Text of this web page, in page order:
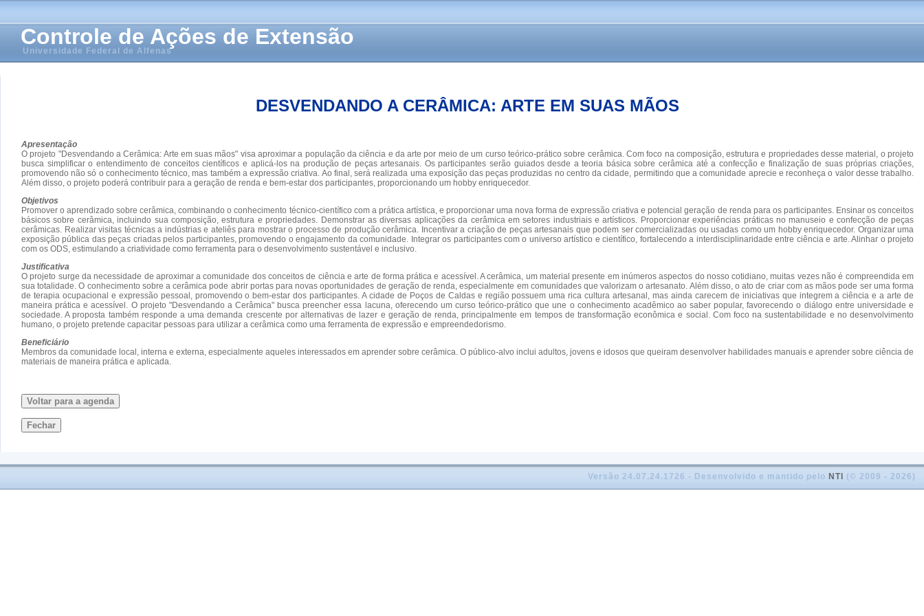
Controle de Ações de Extensão
Universidade Federal de Alfenas
DESVENDANDO A CERÂMICA: ARTE EM SUAS MÃOS
Apresentação
O projeto "Desvendando a Cerâmica: Arte em suas mãos" visa aproximar a população da ciência e da arte por meio de um curso teórico-prático sobre cerâmica. Com foco na composição, estrutura e propriedades desse material, o projeto
busca simplificar o entendimento de conceitos científicos e aplicá-los na produção de peças artesanais. Os participantes serão guiados desde a teoria básica sobre cerâmica até a confecção e finalização de suas próprias criações,
promovendo não só o conhecimento técnico, mas também a expressão criativa. Ao final, será realizada uma exposição das peças produzidas no centro da cidade, permitindo que a comunidade aprecie e reconheça o valor desse trabalho.
Além disso, o projeto poderá contribuir para a geração de renda e bem-estar dos participantes, proporcionando um hobby enriquecedor.
Objetivos
Promover o aprendizado sobre cerâmica, combinando o conhecimento técnico-científico com a prática artística, e proporcionar uma nova forma de expressão criativa e potencial geração de renda para os participantes. Ensinar os conceitos
básicos sobre cerâmica, incluindo sua composição, estrutura e propriedades. Demonstrar as diversas aplicações da cerâmica em setores industriais e artísticos. Proporcionar experiências práticas no manuseio e confecção de peças
cerâmicas. Realizar visitas técnicas a indústrias e ateliês para mostrar o processo de produção cerâmica. Incentivar a criação de peças artesanais que podem ser comercializadas ou usadas como um hobby enriquecedor. Organizar uma
exposição pública das peças criadas pelos participantes, promovendo o engajamento da comunidade. Integrar os participantes com o universo artístico e científico, fortalecendo a interdisciplinaridade entre ciência e arte. Alinhar o projeto
com os ODS, estimulando a criatividade como ferramenta para o desenvolvimento sustentável e inclusivo.
Justificativa
O projeto surge da necessidade de aproximar a comunidade dos conceitos de ciência e arte de forma prática e acessível. A cerâmica, um material presente em inúmeros aspectos do nosso cotidiano, muitas vezes não é compreendida em
sua totalidade. O conhecimento sobre a cerâmica pode abrir portas para novas oportunidades de geração de renda, especialmente em comunidades que valorizam o artesanato. Além disso, o ato de criar com as mãos pode ser uma forma
de terapia ocupacional e expressão pessoal, promovendo o bem-estar dos participantes. A cidade de Poços de Caldas e região possuem uma rica cultura artesanal, mas ainda carecem de iniciativas que integrem a ciência e a arte de
maneira prática e acessível. O projeto "Desvendando a Cerâmica" busca preencher essa lacuna, oferecendo um curso teórico-prático que une o conhecimento acadêmico ao saber popular, favorecendo o diálogo entre universidade e
sociedade. A proposta também responde a uma demanda crescente por alternativas de lazer e geração de renda, principalmente em tempos de transformação econômica e social. Com foco na sustentabilidade e no desenvolvimento
humano, o projeto pretende capacitar pessoas para utilizar a cerâmica como uma ferramenta de expressão e empreendedorismo.
Beneficiário
Membros da comunidade local, interna e externa, especialmente aqueles interessados em aprender sobre cerâmica. O público-alvo inclui adultos, jovens e idosos que queiram desenvolver habilidades manuais e aprender sobre ciência de
materiais de maneira prática e aplicada.
Voltar para a agenda
Fechar
Versão 24.07.24.1726 - Desenvolvido e mantido pelo NTI (© 2009 - 2026)